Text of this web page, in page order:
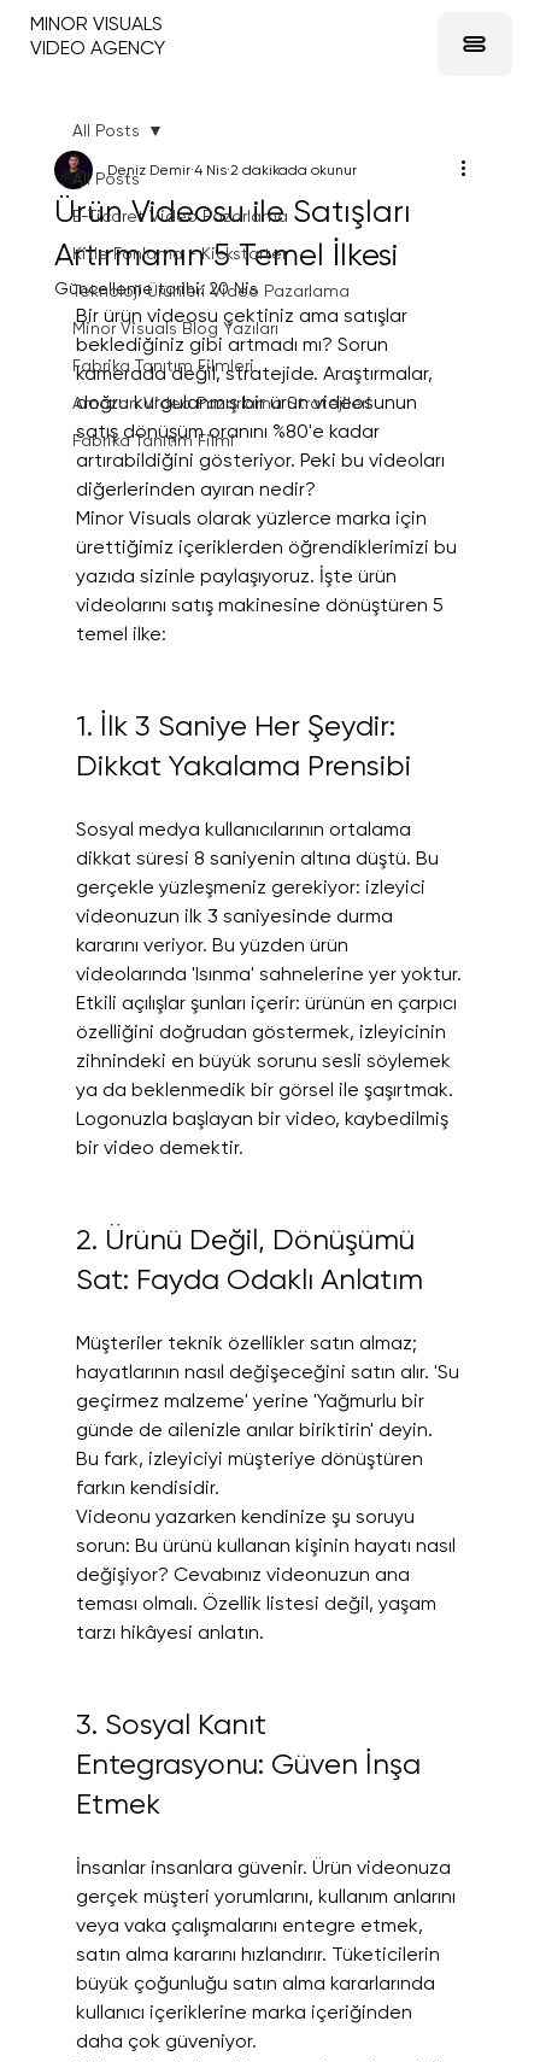
MINOR VISUALS
VIDEO AGENCY
All Posts
E-Ticaret Video Pazarlama
Kitle Fonlama - Kickstarter
Teknoloji Ürünleri Video Pazarlama
Minor Visuals Blog Yazıları
Fabrika Tanıtım Filmleri
Amazon Video Pazarlama Stratejileri
Fabrika Tanıtım Filmi
All Posts
Ürün Videosu ile Satışları
Artırmanın 5 Temel İlkesi
Deniz Demir 4 Nis 2 dakikada okunur
Güncelleme tarihi: 20 Nis
Bir ürün videosu çektiniz ama satışlar
beklediğiniz gibi artmadı mı? Sorun
kamerada değil, stratejide. Araştırmalar,
doğru kurgulanmış bir ürün videosunun
satış dönüşüm oranını %80'e kadar
artırabildiğini gösteriyor. Peki bu videoları
diğerlerinden ayıran nedir?
Minor Visuals olarak yüzlerce marka için
ürettiğimiz içeriklerden öğrendiklerimizi bu
yazıda sizinle paylaşıyoruz. İşte ürün
videolarını satış makinesine dönüştüren 5
temel ilke:
1. İlk 3 Saniye Her Şeydir:
Dikkat Yakalama Prensibi
Sosyal medya kullanıcılarının ortalama
dikkat süresi 8 saniyenin altına düştü. Bu
gerçekle yüzleşmeniz gerekiyor: izleyici
videonuzun ilk 3 saniyesinde durma
kararını veriyor. Bu yüzden ürün
videolarında 'Isınma' sahnelerine yer yoktur.
Etkili açılışlar şunları içerir: ürünün en çarpıcı
özelliğini doğrudan göstermek, izleyicinin
zihnindeki en büyük sorunu sesli söylemek
ya da beklenmedik bir görsel ile şaşırtmak.
Logonuzla başlayan bir video, kaybedilmiş
bir video demektir.
2. Ürünü Değil, Dönüşümü
Sat: Fayda Odaklı Anlatım
Müşteriler teknik özellikler satın almaz;
hayatlarının nasıl değişeceğini satın alır. 'Su
geçirmez malzeme' yerine 'Yağmurlu bir
günde de ailenizle anılar biriktirin' deyin.
Bu fark, izleyiciyi müşteriye dönüştüren
farkın kendisidir.
Videonu yazarken kendinize şu soruyu
sorun: Bu ürünü kullanan kişinin hayatı nasıl
değişiyor? Cevabınız videonuzun ana
teması olmalı. Özellik listesi değil, yaşam
tarzı hikâyesi anlatın.
3. Sosyal Kanıt
Entegrasyonu: Güven İnşa
Etmek
İnsanlar insanlara güvenir. Ürün videonuza
gerçek müşteri yorumlarını, kullanım anlarını
veya vaka çalışmalarını entegre etmek,
satın alma kararını hızlandırır. Tüketicilerin
büyük çoğunluğu satın alma kararlarında
kullanıcı içeriklerine marka içeriğinden
daha çok güveniyor.